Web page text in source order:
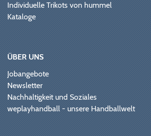
Individuelle Trikots von hummel
Kataloge
ÜBER UNS
Jobangebote
Newsletter
Nachhaltigkeit und Soziales
weplayhandball - unsere Handballwelt